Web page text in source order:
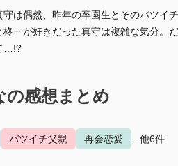
守は偶然、昨年の卒園生とそのバツイ
柊一が好きだった真守は複雑な気分。
…!?
の感想まとめ
バツイチ父親 再会恋愛 ...他6件